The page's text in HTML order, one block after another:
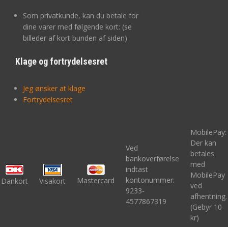
Som privatkunde, kan du betale for
dine varer med følgende kort: (se
billeder af kort bunden af siden)
Klage og fortrydelsesret
Jeg ønsker at klage
Fortrydelsesret
Dankort Visakort Mastercard
Ved
bankoverførelse
indtast
kontonummer:
9233-
4577867319
MobilePay:
Der kan
betales
med
MobilePay
ved
afhentning.
(Gebyr 10
kr)